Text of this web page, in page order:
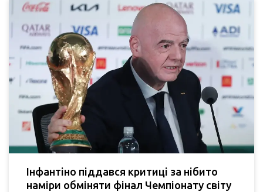
Інфантіно піддався критиці за нібито
наміри обміняти фінал Чемпіонату світу